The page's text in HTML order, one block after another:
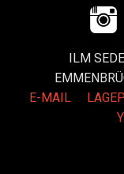
ILM
E-MAIL